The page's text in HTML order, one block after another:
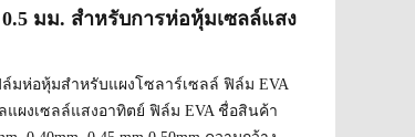
มม. สำหรับการห่อหุ้มเซลล์แสง
มห่อหุ้มสำหรับแผงโซลาร์เซลล์ ฟิล์ม EVA
ผงเซลล์แสงอาทิตย์ ฟิล์ม EVA ชื่อสินค้า